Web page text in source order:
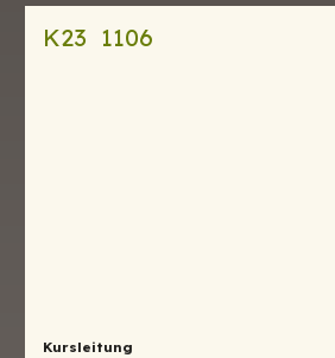
K23 1106
Kursleitung